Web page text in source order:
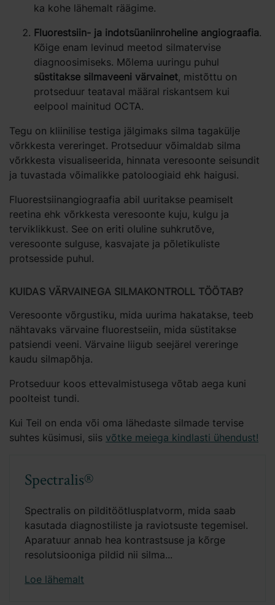
ka kohe lähemalt räägime.
Fluorestsiin- ja indotsüaniinroheline angiograafia.
Kõige enam levinud meetod silmatervise
diagnoosimiseks. Mõlema uuringu puhul
süstitakse silmaveeni värvainet, mistõttu on
protseduur teataval määral riskantsem kui
eelpool mainitud OCTA.
Tegu on kliinilise testiga jälgimaks silma tagakülje
võrkkesta vereringet. Protseduur võimaldab silma
võrkkesta visualiseerida, hinnata veresoonte seisundit
ja tuvastada võimalikke patoloogiaid ehk haigusi.
Fluorestsiinangiograafia abil uuritakse peamiselt
reetina ehk võrkkesta veresoonte kuju, kulgu ja
terviklikkust. See on eriti oluline suhkrutõve,
veresoonte sulguse, kasvajate ja põletikuliste
protsesside puhul.
KUIDAS VÄRVAINEGA SILMAKONTROLL TÖÖTAB?
Veresoonte võrgustiku, mida uurima hakatakse, teeb
nähtavaks värvaine fluorestseiin, mida süstitakse
patsiendi veeni. Värvaine liigub seejärel vereringe
kaudu silmapõhja.
Protseduur koos ettevalmistusega võtab aega kuni
poolteist tundi.
Kui Teil on enda või oma lähedaste silmade tervise
suhtes küsimusi, siis võtke meiega kindlasti ühendust!
Spectralis®
Spectralis on pilditöötlusplatvorm, mida saab
kasutada diagnostiliste ja raviotsuste tegemisel.
Aparatuur annab hea kontrastsuse ja kõrge
resolutsiooniga pildid nii silma...
Loe lähemalt